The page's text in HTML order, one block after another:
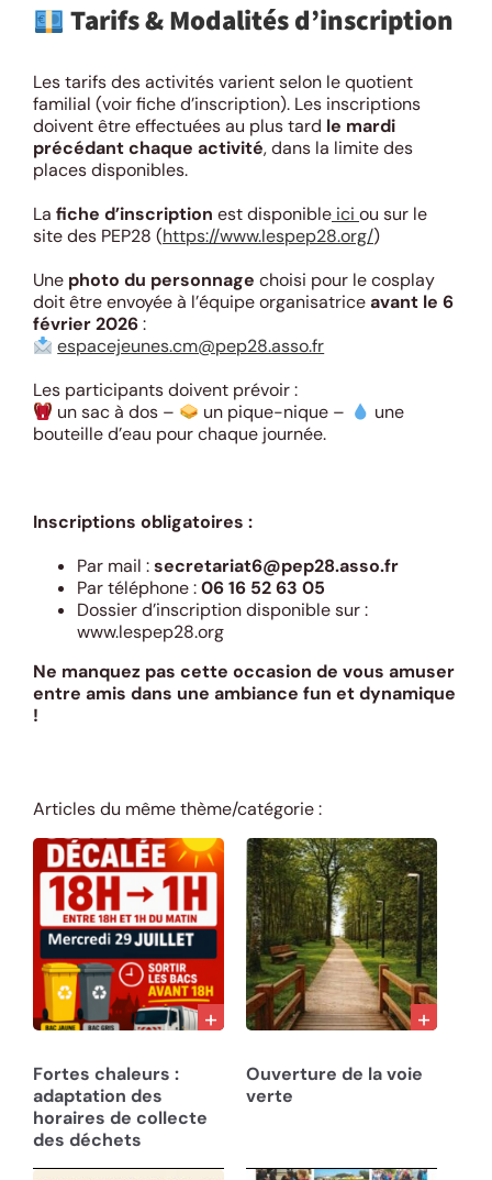
Tarifs & Modalités d’inscription
Les tarifs des activités varient selon le quotient
familial (voir fiche d’inscription). Les inscriptions
doivent être effectuées au plus tard le mardi
précédant chaque activité, dans la limite des
places disponibles.
La fiche d’inscription est disponible ici ou sur le
site des PEP28 (https://www.lespep28.org/)
Une photo du personnage choisi pour le cosplay
doit être envoyée à l’équipe organisatriceavant le 6
février 2026:
espacejeunes.cm@pep28.asso.fr
Les participants doivent prévoir :
un sac à dos –
un pique-nique –
une
bouteille d’eau pour chaque journée.
Inscriptions obligatoires :
Par mail :secretariat6@pep28.asso.fr
Par téléphone :06 16 52 63 05
Dossier d’inscription disponible sur :
www.lespep28.org
Ne manquez pas cette occasion de vous amuser
entre amis dans une ambiance fun et dynamique
!
Articles du même thème/catégorie :
Fortes chaleurs :
adaptation des
horaires de collecte
des déchets
Ouverture de la voie
verte